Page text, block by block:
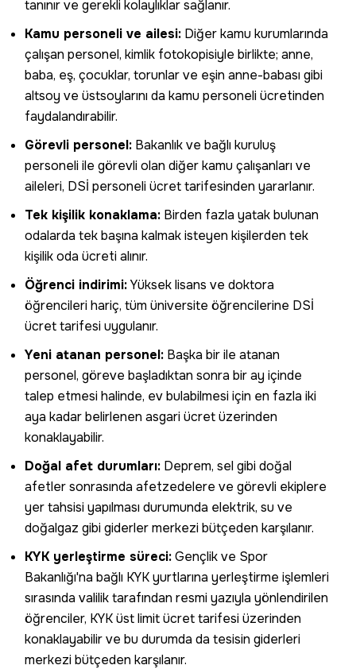
tanınır ve gerekli kolaylıklar sağlanır.
Kamu personeli ve ailesi: Diğer kamu kurumlarında
çalışan personel, kimlik fotokopisiyle birlikte; anne,
baba, eş, çocuklar, torunlar ve eşin anne-babası gibi
altsoy ve üstsoylarını da kamu personeli ücretinden
faydalandırabilir.
Görevli personel: Bakanlık ve bağlı kuruluş
personeli ile görevli olan diğer kamu çalışanları ve
aileleri, DSİ personeli ücret tarifesinden yararlanır.
Tek kişilik konaklama: Birden fazla yatak bulunan
odalarda tek başına kalmak isteyen kişilerden tek
kişilik oda ücreti alınır.
Öğrenci indirimi:Yüksek lisans ve doktora
öğrencileri hariç, tüm üniversite öğrencilerine DSİ
ücret tarifesi uygulanır.
Yeni atanan personel: Başka bir ile atanan
personel, göreve başladıktan sonra bir ay içinde
talep etmesi halinde, ev bulabilmesi için en fazla iki
aya kadar belirlenen asgari ücret üzerinden
konaklayabilir.
Doğal afet durumları: Deprem, sel gibi doğal
afetler sonrasında afetzedelere ve görevli ekiplere
yer tahsisi yapılması durumunda elektrik, su ve
doğalgaz gibi giderler merkezi bütçeden karşılanır.
KYK yerleştirme süreci:Gençlik ve Spor
Bakanlığı'na bağlı KYK yurtlarına yerleştirme işlemleri
sırasında valilik tarafından resmi yazıyla yönlendirilen
öğrenciler, KYK üst limit ücret tarifesi üzerinden
konaklayabilir ve bu durumda da tesisin giderleri
merkezi bütçeden karşılanır.